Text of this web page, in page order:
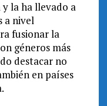
la ha llevado a
a nivel
fusionar la
géneros más
destacar no
en países